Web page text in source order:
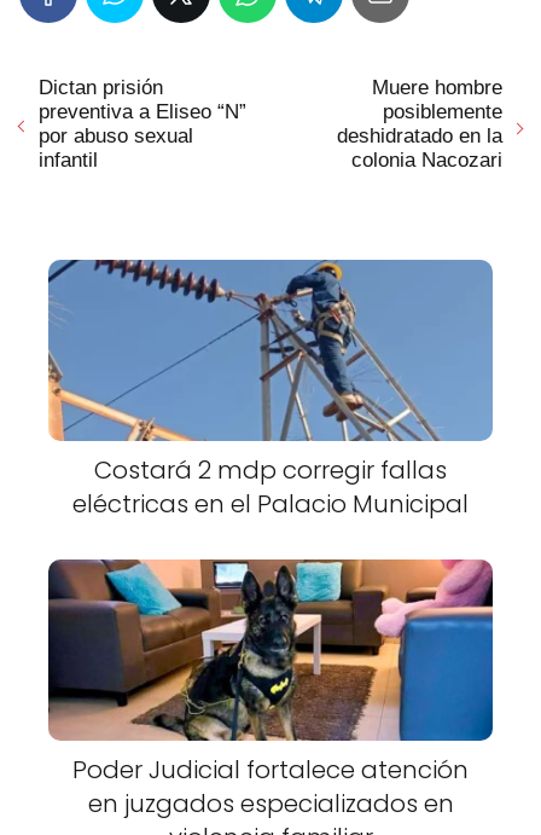
Dictan prisión
preventiva a Eliseo “N”
por abuso sexual
infantil
Muere hombre
posiblemente
deshidratado en la
colonia Nacozari
Costará 2 mdp corregir fallas
eléctricas en el Palacio Municipal
Poder Judicial fortalece atención
en juzgados especializados en